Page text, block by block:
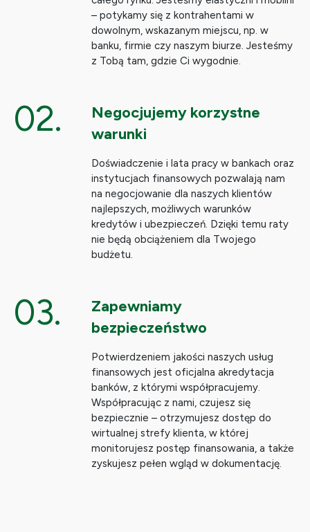
– potykamy się z kontrahentami w
dowolnym, wskazanym miejscu, np. w
banku, firmie czy naszym biurze. Jesteśmy
z Tobą tam, gdzie Ci wygodnie.
02.
Negocjujemy korzystne
warunki
Doświadczenie i lata pracy w bankach oraz
instytucjach finansowych pozwalają nam
na negocjowanie dla naszych klientów
najlepszych, możliwych warunków
kredytów i ubezpieczeń. Dzięki temu raty
nie będą obciążeniem dla Twojego
budżetu.
03.
Zapewniamy
bezpieczeństwo
Potwierdzeniem jakości naszych usług
finansowych jest oficjalna akredytacja
banków, z którymi współpracujemy.
Współpracując z nami, czujesz się
bezpiecznie – otrzymujesz dostęp do
wirtualnej strefy klienta, w której
monitorujesz postęp finansowania, a także
zyskujesz pełen wgląd w dokumentację.